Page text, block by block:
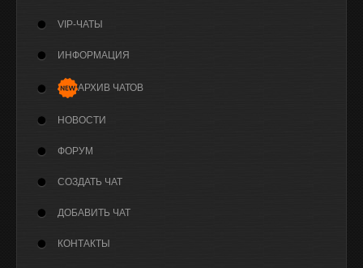
VIP-ЧАТЫ
ИНФОРМАЦИЯ
АРХИВ ЧАТОВ
НОВОСТИ
ФОРУМ
СОЗДАТЬ ЧАТ
ДОБАВИТЬ ЧАТ
КОНТАКТЫ